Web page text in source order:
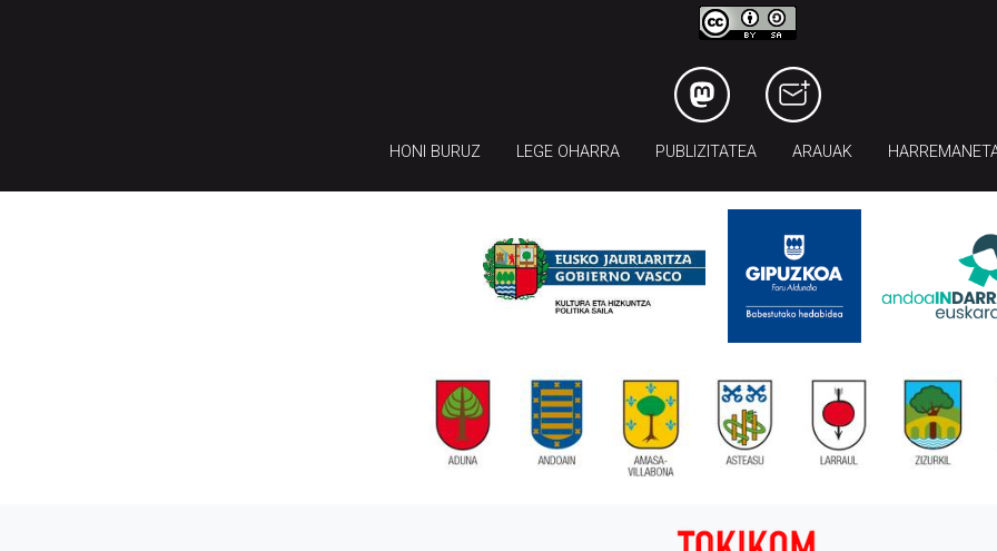
HONI BURUZ LEGE OHARRA PUBLIZITATEA ARAUAK